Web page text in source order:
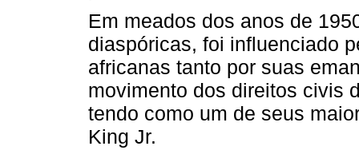
Em meados dos anos de
diaspóricas, foi influenciado
africanas tanto por suas
movimento dos direitos civis
tendo como um de seus
King Jr.